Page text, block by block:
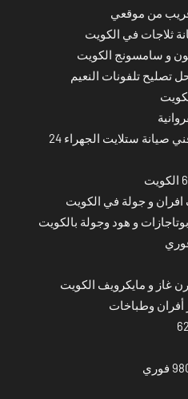
من موقعي
ثلاجات في الكويت
و سامسونج الكويت
تصليح تلفونات النعيم
فني تصليح ستلايت الجهراء فني صيانة ستلايت الجهراء 24
و جولة في الكويت
و هود وجولة بالكويت
غاز و مايكرويف الكويت
أفران وطباخات